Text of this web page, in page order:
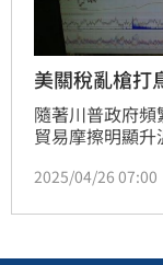
美關稅亂槍打
隨著川普政府
貿易摩擦明顯
濟體，美國政策
國內方面，受
2025/04/26 07:00